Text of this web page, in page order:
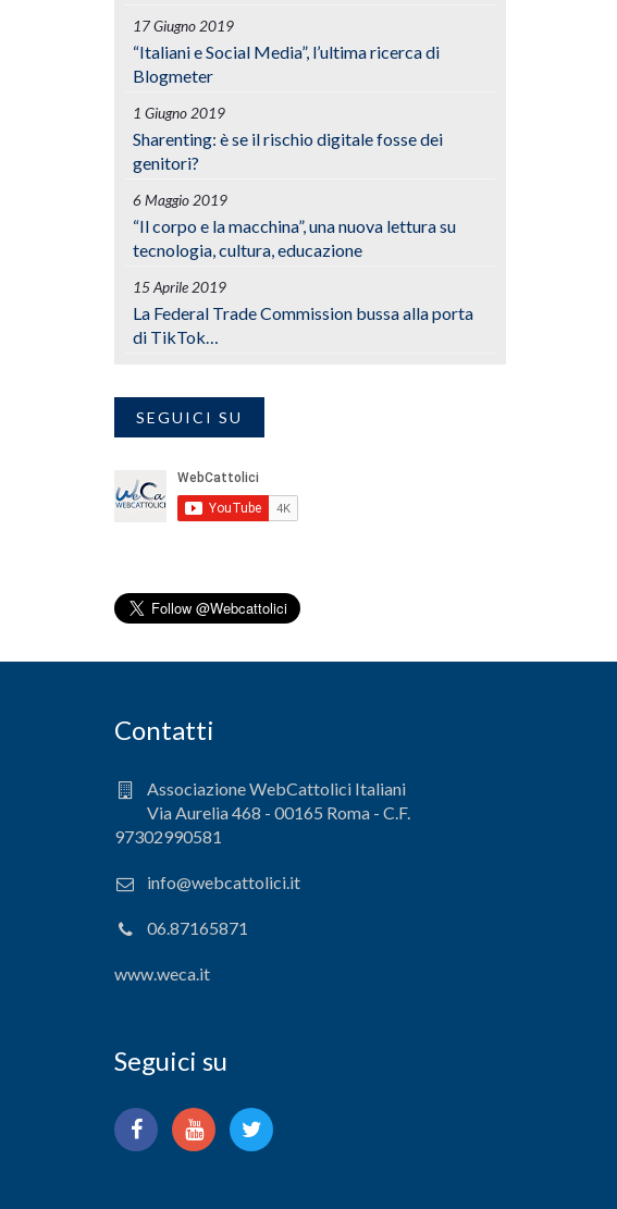
17 Giugno 2019
“Italiani e Social Media”, l’ultima ricerca di
Blogmeter
1 Giugno 2019
Sharenting: è se il rischio digitale fosse dei
genitori?
6 Maggio 2019
“Il corpo e la macchina”, una nuova lettura su
tecnologia, cultura, educazione
15 Aprile 2019
La Federal Trade Commission bussa alla porta
di TikTok…
SEGUICI SU
Contatti
Associazione WebCattolici Italiani
Via Aurelia 468 - 00165 Roma - C.F.
97302990581
info@webcattolici.it
06.87165871
www.weca.it
Seguici su